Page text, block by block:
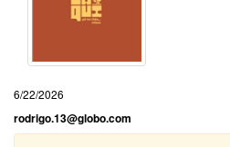
6/22/2026
rodrigo.13@globo.com